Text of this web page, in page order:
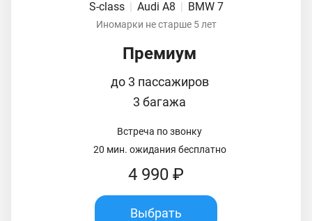
S-class | Audi A8 | BMW 7
Иномарки не старше 5 лет
Премиум
до 3 пассажиров
3 багажа
Встреча по звонку
20 мин. ожидания бесплатно
4 990 ₽
Выбрать